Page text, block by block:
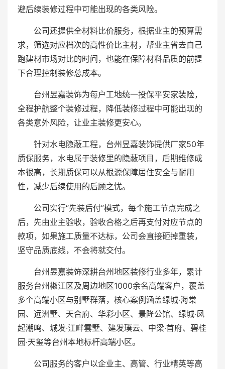
避后续装修过程中可能出现的各类风险。
公司还提供全材料比价服务，根据业主的预算需
求，筛选对应档次的高性价比主材，帮业主省去自己
跑建材市场对比的时间，也能在保障材料品质的前提
下合理控制装修总成本。
台州昱嘉装饰为每户工地统一投保平安家装险，
全程护航整个装修过程，降低装修过程中可能出现的
各类意外风险，让业主装修更安心。
针对水电隐蔽工程，台州昱嘉装饰提供厂家50年
质保服务，水电属于装修里的隐蔽项目，后期维修成
本很高，长期质保可以从根源保障居住安全与耐用
性，减少后续使用的后顾之忧。
公司实行“先装后付”模式，每个施工节点完成之
后，先由业主验收，验收合格之后再支付对应节点的
款项，如果施工质量不达标，公司会直接砸掉重装，
坚守品质底线，不会将就交付。
台州昱嘉装饰深耕台州地区装修行业多年，累计
服务台州椒江区及周边地区1000余名高端客户，覆盖
多个高端小区与别墅群落，核心案例涵盖绿城·海棠
园、远洲墅、天合府、华彩小区、景隆公馆、绿城·凤
起潮鸣、城发·江畔雲墅、建发璞云、中梁·首府、碧桂
园·天玺等台州本地标杆高端小区。
公司服务的客户以企业主、高管、行业精英等高